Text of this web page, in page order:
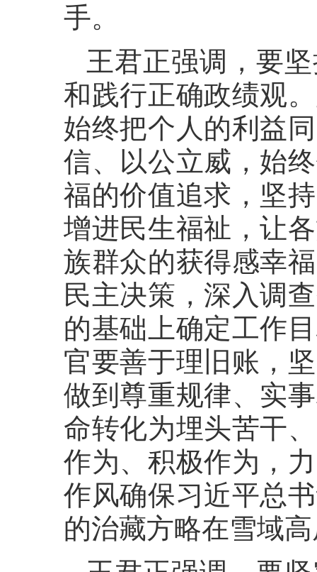
手。
王君正强调，要
和践行正确政绩观
始终把个人的利益
信、以公立威，始
福的价值追求，坚
增进民生福祉，让
族群众的获得感幸
民主决策，深入调
的基础上确定工作
官要善于理旧账，
做到尊重规律、实
命转化为埋头苦干
作为、积极作为，
作风确保习近平总
的治藏方略在雪域